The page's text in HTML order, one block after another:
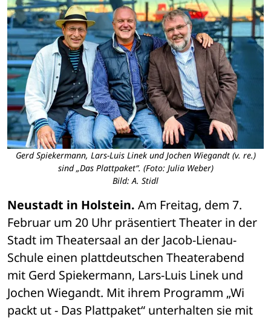
Gerd Spiekermann, Lars-Luis Linek und Jochen Wiegandt (v. re.)
sind „Das Plattpaket“. (Foto: Julia Weber)
Bild: A. Stidl
Neustadt in Holstein. Am Freitag, dem 7.
Februar um 20 Uhr präsentiert Theater in der
Stadt im Theatersaal an der Jacob-Lienau-
Schule einen plattdeutschen Theaterabend
mit Gerd Spiekermann, Lars-Luis Linek und
Jochen Wiegandt. Mit ihrem Programm „Wi
packt ut - Das Plattpaket“ unterhalten sie mit